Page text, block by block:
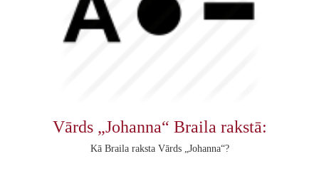
Vārds „Johanna“ Braila rakstā:
Kā Braila raksta Vārds „Johanna“?